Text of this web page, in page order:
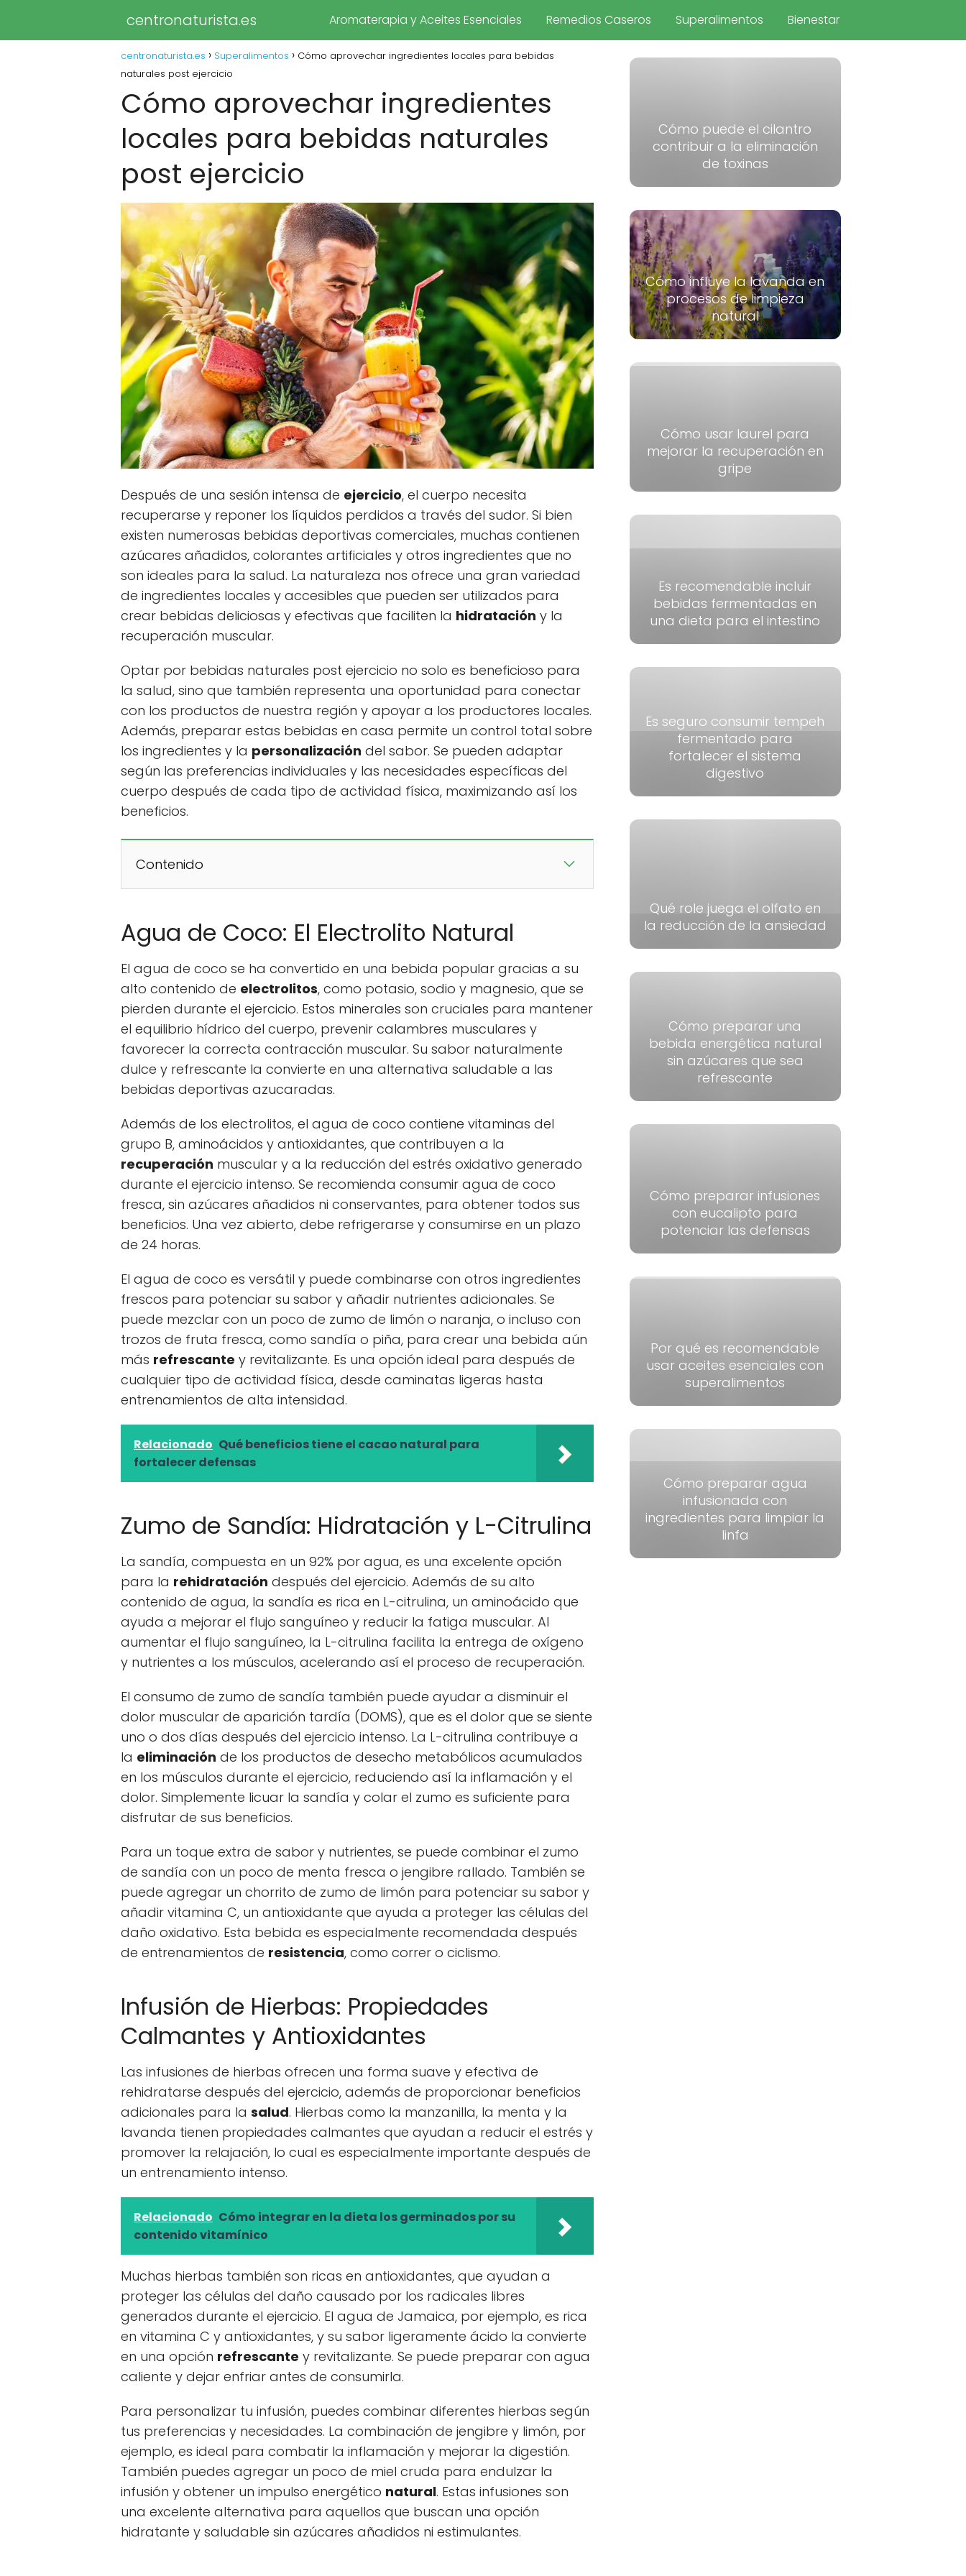
centronaturista.es Aromaterapia y Aceites Esenciales Remedios Caseros Superalimentos Bienestar
centronaturista.es Superalimentos
Cómo aprovechar ingredientes locales para bebidas
naturales post ejercicio
Cómo aprovechar ingredientes
locales para bebidas naturales
post ejercicio
Después de una sesión intensa de ejercicio, el cuerpo necesita
recuperarse y reponer los líquidos perdidos a través del sudor. Si bien
existen numerosas bebidas deportivas comerciales, muchas contienen
azúcares añadidos, colorantes artificiales y otros ingredientes que no
son ideales para la salud. La naturaleza nos ofrece una gran variedad
de ingredientes locales y accesibles que pueden ser utilizados para
crear bebidas deliciosas y efectivas que faciliten la hidratación y la
recuperación muscular.
Optar por bebidas naturales post ejercicio no solo es beneficioso para
la salud, sino que también representa una oportunidad para conectar
con los productos de nuestra región y apoyar a los productores locales.
Además, preparar estas bebidas en casa permite un control total sobre
los ingredientes y la personalización del sabor. Se pueden adaptar
según las preferencias individuales y las necesidades específicas del
cuerpo después de cada tipo de actividad física, maximizando así los
beneficios.
Contenido
Agua de Coco: El Electrolito Natural
El agua de coco se ha convertido en una bebida popular gracias a su
alto contenido de electrolitos, como potasio, sodio y magnesio, que se
pierden durante el ejercicio. Estos minerales son cruciales para mantener
el equilibrio hídrico del cuerpo, prevenir calambres musculares y
favorecer la correcta contracción muscular. Su sabor naturalmente
dulce y refrescante la convierte en una alternativa saludable a las
bebidas deportivas azucaradas.
Además de los electrolitos, el agua de coco contiene vitaminas del
grupo B, aminoácidos y antioxidantes, que contribuyen a la
recuperación muscular y a la reducción del estrés oxidativo generado
durante el ejercicio intenso. Se recomienda consumir agua de coco
fresca, sin azúcares añadidos ni conservantes, para obtener todos sus
beneficios. Una vez abierto, debe refrigerarse y consumirse en un plazo
de 24 horas.
El agua de coco es versátil y puede combinarse con otros ingredientes
frescos para potenciar su sabor y añadir nutrientes adicionales. Se
puede mezclar con un poco de zumo de limón o naranja, o incluso con
trozos de fruta fresca, como sandía o piña, para crear una bebida aún
más refrescante y revitalizante. Es una opción ideal para después de
cualquier tipo de actividad física, desde caminatas ligeras hasta
entrenamientos de alta intensidad.
Relacionado Qué beneficios tiene el cacao natural para
fortalecer defensas
Zumo de Sandía: Hidratación y L-Citrulina
La sandía, compuesta en un 92% por agua, es una excelente opción
para la rehidratación después del ejercicio. Además de su alto
contenido de agua, la sandía es rica en L-citrulina, un aminoácido que
ayuda a mejorar el flujo sanguíneo y reducir la fatiga muscular. Al
aumentar el flujo sanguíneo, la L-citrulina facilita la entrega de oxígeno
y nutrientes a los músculos, acelerando así el proceso de recuperación.
El consumo de zumo de sandía también puede ayudar a disminuir el
dolor muscular de aparición tardía (DOMS), que es el dolor que se siente
uno o dos días después del ejercicio intenso. La L-citrulina contribuye a
la eliminación de los productos de desecho metabólicos acumulados
en los músculos durante el ejercicio, reduciendo así la inflamación y el
dolor. Simplemente licuar la sandía y colar el zumo es suficiente para
disfrutar de sus beneficios.
Para un toque extra de sabor y nutrientes, se puede combinar el zumo
de sandía con un poco de menta fresca o jengibre rallado. También se
puede agregar un chorrito de zumo de limón para potenciar su sabor y
añadir vitamina C, un antioxidante que ayuda a proteger las células del
daño oxidativo. Esta bebida es especialmente recomendada después
de entrenamientos de resistencia, como correr o ciclismo.
Infusión de Hierbas: Propiedades
Calmantes y Antioxidantes
Las infusiones de hierbas ofrecen una forma suave y efectiva de
rehidratarse después del ejercicio, además de proporcionar beneficios
adicionales para la salud. Hierbas como la manzanilla, la menta y la
lavanda tienen propiedades calmantes que ayudan a reducir el estrés y
promover la relajación, lo cual es especialmente importante después de
un entrenamiento intenso.
Relacionado Cómo integrar en la dieta los germinados por su
contenido vitamínico
Muchas hierbas también son ricas en antioxidantes, que ayudan a
proteger las células del daño causado por los radicales libres
generados durante el ejercicio. El agua de Jamaica, por ejemplo, es rica
en vitamina C y antioxidantes, y su sabor ligeramente ácido la convierte
en una opción refrescante y revitalizante. Se puede preparar con agua
caliente y dejar enfriar antes de consumirla.
Para personalizar tu infusión, puedes combinar diferentes hierbas según
tus preferencias y necesidades. La combinación de jengibre y limón, por
ejemplo, es ideal para combatir la inflamación y mejorar la digestión.
También puedes agregar un poco de miel cruda para endulzar la
infusión y obtener un impulso energético natural. Estas infusiones son
una excelente alternativa para aquellos que buscan una opción
hidratante y saludable sin azúcares añadidos ni estimulantes.
Cómo puede el cilantro
contribuir a la eliminación
de toxinas
Cómo influye la lavanda en
procesos de limpieza
natural
Cómo usar laurel para
mejorar la recuperación en
gripe
Es recomendable incluir
bebidas fermentadas en
una dieta para el intestino
Es seguro consumir tempeh
fermentado para
fortalecer el sistema
digestivo
Qué role juega el olfato en
la reducción de la ansiedad
Cómo preparar una
bebida energética natural
sin azúcares que sea
refrescante
Cómo preparar infusiones
con eucalipto para
potenciar las defensas
Por qué es recomendable
usar aceites esenciales con
superalimentos
Cómo preparar agua
infusionada con
ingredientes para limpiar la
linfa